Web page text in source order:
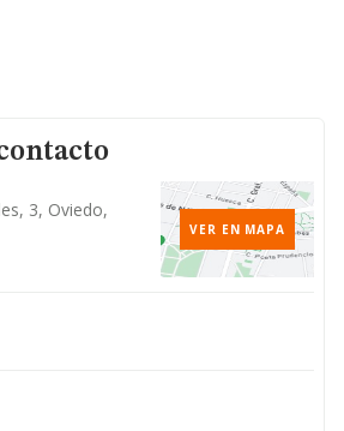
3, Oviedo,
VER EN MAPA